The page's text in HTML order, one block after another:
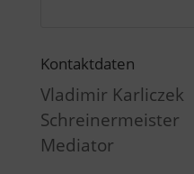
Kontaktdaten
Vladimir Karliczek
Schreinermeister
Mediator